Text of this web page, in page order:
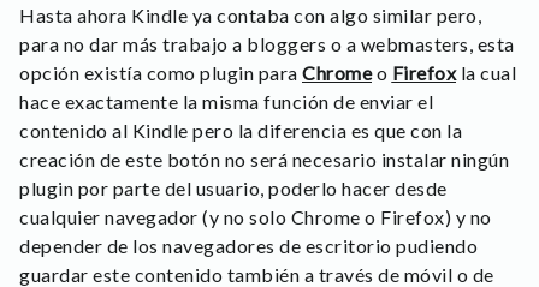
Hasta ahora Kindle ya contaba con algo similar pero,
para no dar más trabajo a bloggers o a webmasters, esta
opción existía como plugin para Chromeo Firefoxla cual
hace exactamente la misma función de enviar el
contenido al Kindle pero la diferencia es que con la
creación de este botón no será necesario instalar ningún
plugin por parte del usuario, poderlo hacer desde
cualquier navegador (y no solo Chrome o Firefox) y no
depender de los navegadores de escritorio pudiendo
guardar este contenido también a través de móvil o de